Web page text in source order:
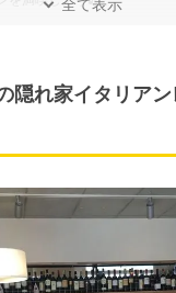
隠れ家イタリア